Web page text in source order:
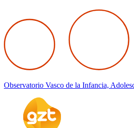
Observatorio Vasco de la Infancia,